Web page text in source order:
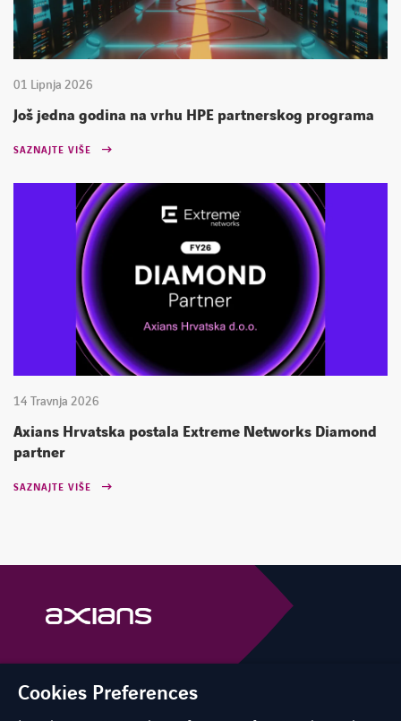
01 Lipnja 2026
Još jedna godina na vrhu HPE partnerskog programa
SAZNAJTE VIŠE
14 Travnja 2026
Axians Hrvatska postala Extreme Networks Diamond
partner
SAZNAJTE VIŠE
linkedinyoutubeinstagram
Cookies Preferences